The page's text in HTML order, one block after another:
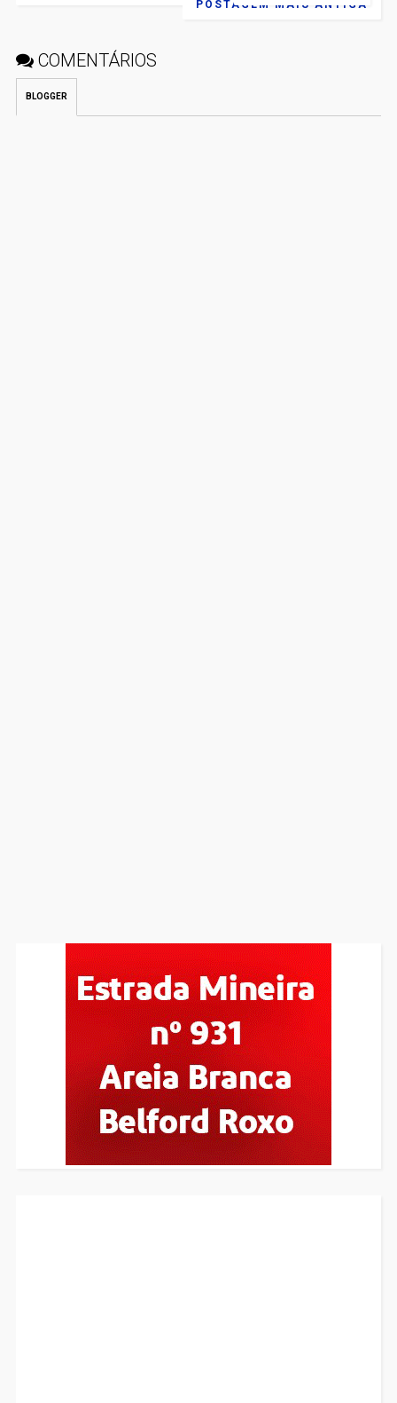
POSTAGEM MAIS ANTIGA
COMENTÁRIOS
BLOGGER